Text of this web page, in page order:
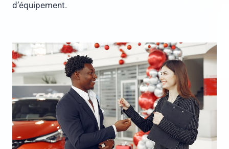
d’équipement.